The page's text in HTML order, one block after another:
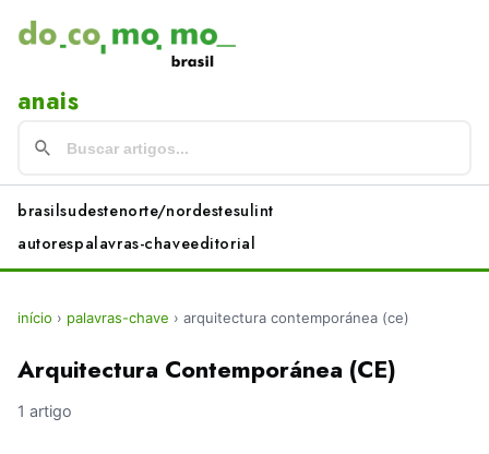
anais
brasilsudestenorte/nordestesulint
autorespalavras-chaveeditorial
início › palavras-chave › arquitectura contemporánea (ce)
Arquitectura Contemporánea (CE)
1 artigo